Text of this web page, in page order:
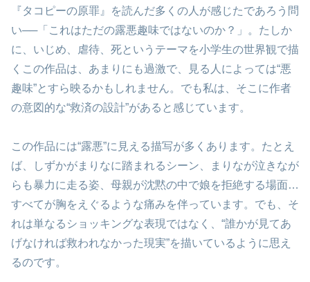
『タコピーの原罪』を読んだ多くの人が感じたであろう問
い──「これはただの露悪趣味ではないのか？」。たしか
に、いじめ、虐待、死というテーマを小学生の世界観で描
くこの作品は、あまりにも過激で、見る人によっては“悪
趣味”とすら映るかもしれません。でも私は、そこに作者
の意図的な“救済の設計”があると感じています。
この作品には“露悪”に見える描写が多くあります。たとえ
ば、しずかがまりなに踏まれるシーン、まりなが泣きなが
らも暴力に走る姿、母親が沈黙の中で娘を拒絶する場面…
すべてが胸をえぐるような痛みを伴っています。でも、そ
れは単なるショッキングな表現ではなく、“誰かが見てあ
げなければ救われなかった現実”を描いているように思え
るのです。